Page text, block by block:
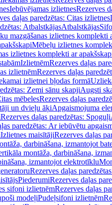
Iebūvējamas izlietnesRezerves
daļas paredzētas: Citas izlietnes
AtbalstkājasAtbalstkājas
mazgāšanas izlietnes komplekti
Mēbeļu izlietnes
izlietnes komplekti ar
IzlietnēmRezerves daļas
izlietnēmRezerves daļas
izlietnei bļodas formā
Zemi sānu skapjiAugsti
mēbelesRezerves daļas
un dvieļu āķiApgaismojuma
Rezerves daļas paredzētas: Spoguļi
paredzētas: Ar iebūvētu
Izlietnes maisītājiRezerves daļas
darbināšana, izmantojot
montāža, darbināšana,
izmantojot elektrotīklu
Rezerves daļas
PiederumiRezerves daļas
sifoni izlietnēmRezerves daļas
modeļiPudeļsifoni izlietnēm